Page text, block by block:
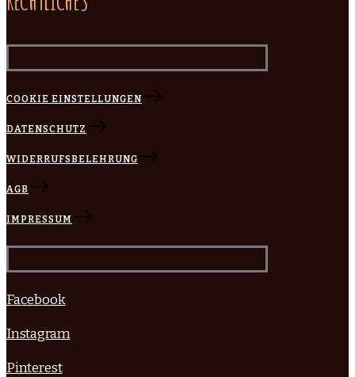
COOKIE EINSTELLUNGEN
DATENSCHUTZ
WIDERRUFSBELEHRUNG
AGB
IMPRESSUM
Facebook
Instagram
Pinterest